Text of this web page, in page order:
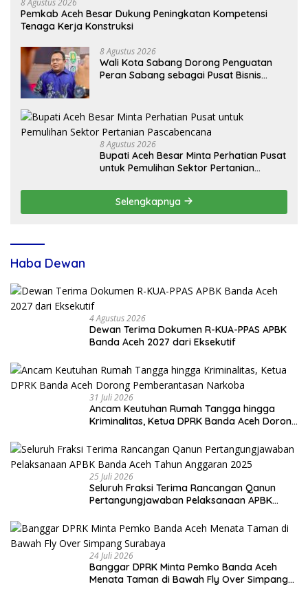
Pemkab Aceh Besar Dukung Peningkatan Kompetensi
Tenaga Kerja Konstruksi
8 Agustus 2026
Wali Kota Sabang Dorong Penguatan
Peran Sabang sebagai Pusat Bisnis
8 Agustus 2026
Bupati Aceh Besar Minta Perhatian Pusat
untuk Pemulihan Sektor Pertanian
Selengkapnya
Haba Dewan
4 Agustus 2026
Dewan Terima Dokumen R-KUA-PPAS APBK
Banda Aceh 2027 dari Eksekutif
31 Juli 2026
Ancam Keutuhan Rumah Tangga hingga
Kriminalitas, Ketua DPRK Banda Aceh Dorong
25 Juli 2026
Seluruh Fraksi Terima Rancangan Qanun
Pertangungjawaban Pelaksanaan APBK
24 Juli 2026
Banggar DPRK Minta Pemko Banda Aceh
Menata Taman di Bawah Fly Over Simpang